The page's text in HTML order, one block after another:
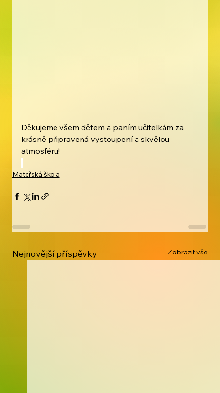
Děkujeme všem dětem a paním učitelkám za
krásně připravená vystoupení a skvělou
atmosféru!
Mateřská škola
Nejnovější příspěvky Zobrazit vše